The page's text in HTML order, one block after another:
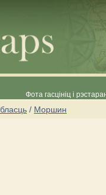
Фота гасцініц і
/ Моршин